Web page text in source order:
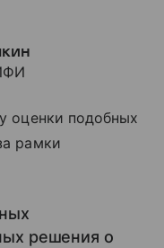
оценки подобных
рамки
решения о